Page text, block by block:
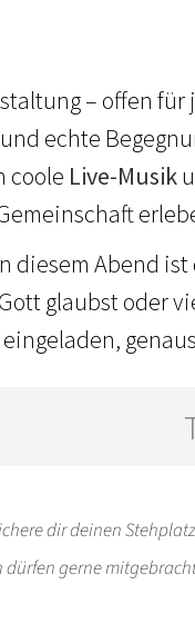
– offen
echte
coole Live-Musik
diesem Abend ist
glaubst oder